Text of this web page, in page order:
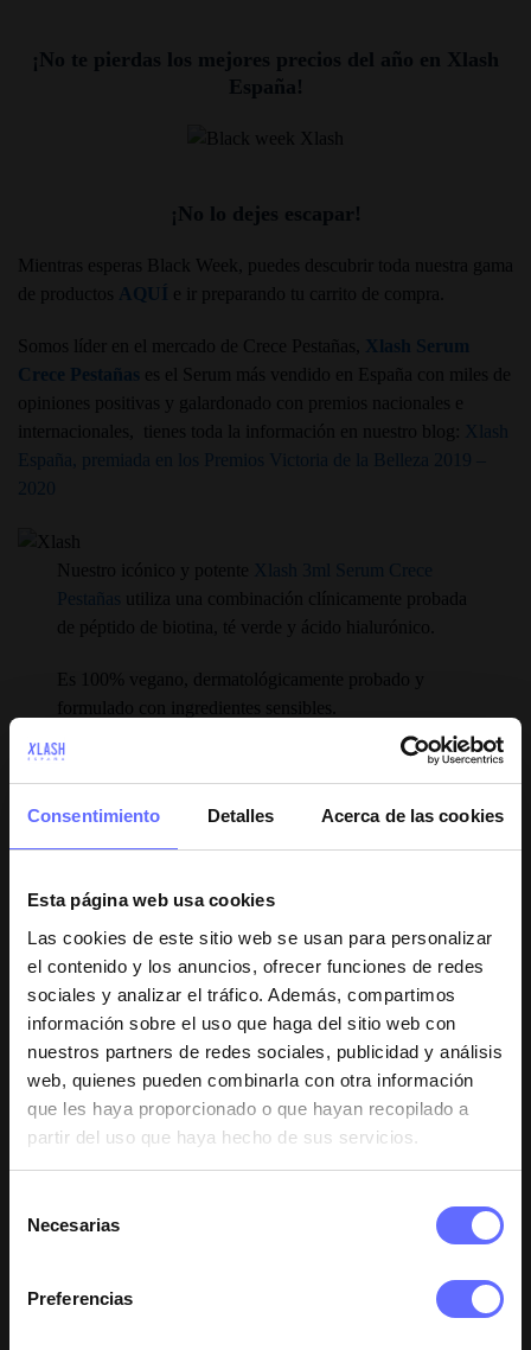
Consentimiento Detalles Acerca de las cookies
Esta página web usa cookies
Las cookies de este sitio web se usan para personalizar
el contenido y los anuncios, ofrecer funciones de redes
sociales y analizar el tráfico. Además, compartimos
información sobre el uso que haga del sitio web con
nuestros partners de redes sociales, publicidad y análisis
web, quienes pueden combinarla con otra información
que les haya proporcionado o que hayan recopilado a
partir del uso que haya hecho de sus servicios.
Necesarias
Preferencias
¡No te pierdas los mejores precios del año en Xlash
España!
¡No lo dejes escapar!
Mientras esperas Black Week, puedes descubrir toda nuestra gama
de productos AQUÍ e ir preparando tu carrito de compra.
Somos líder en el mercado de Crece Pestañas,
Xlash Serum
Crece Pestañas es el Serum más vendido en España con miles de
opiniones positivas y galardonado con premios nacionales e
internacionales, tienes toda la información en nuestro blog:
Xlash
España, premiada en los Premios Victoria de la Belleza 2019 –
2020
Nuestro icónico y potente Xlash 3ml Serum Crece
Pestañas utiliza una combinación clínicamente probada
de péptido de biotina, té verde y ácido hialurónico.
Es 100% vegano, dermatológicamente probado y
formulado con ingredientes sensibles.
Durante 12 semanas, duración mínima del tratamiento,
un laboratorio independiente estudió las pestañas de 30
voluntarios. El 90% tuvo resultados notables después
de usarXlash 3ml Serum Crece Pestañasdiariamente.
Puedes descubrir las propiedades y usos de nuestros productos
visitando nuestro blog, todas las semanas tendrás las últimas
noticias sobre nuestros productos. No te lo puedes perder, visita
nuestro blog aquí:Blog Oficial de Xlash España
los primeros en enterarte, recibirás un email
cuando empiece nuestro Black Week